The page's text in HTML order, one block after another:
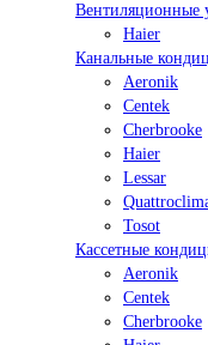
Вентиляционные
Haier
Канальные
Aeronik
Centek
Cherbrooke
Haier
Lessar
Tosot
Кассетные
Aeronik
Centek
Cherbrooke